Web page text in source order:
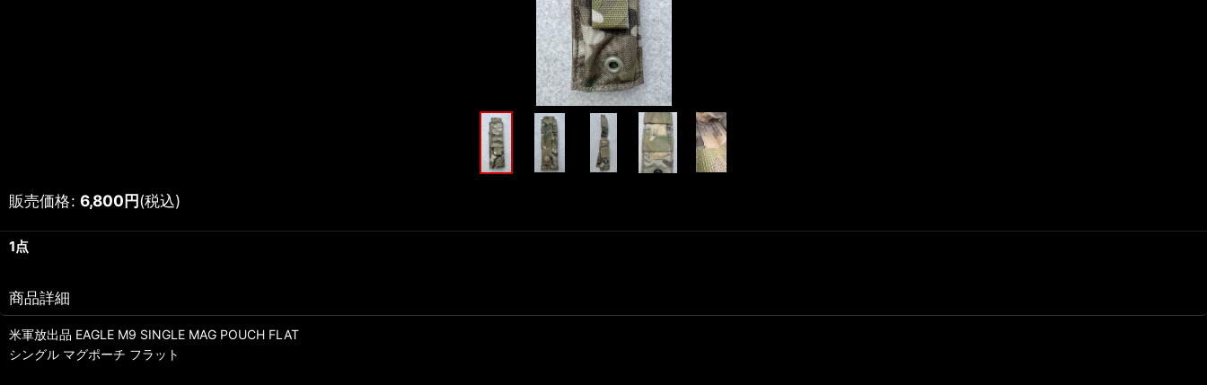
販売価格: 6,800円(税込)
1点
商品詳細
米軍放出品 EAGLE M9 SINGLE MAG POUCH FLAT
シングル マグポーチ フラット